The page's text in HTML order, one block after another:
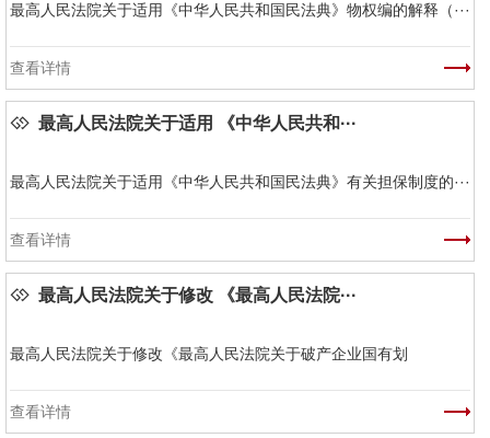
最高人民法院关于适用《中华人民共和国民法典》物权编的解释（···
查看详情
最高人民法院关于适用 《中华人民共和···
最高人民法院关于适用《中华人民共和国民法典》有关担保制度的···
查看详情
最高人民法院关于修改 《最高人民法院···
最高人民法院关于修改《最高人民法院关于破产企业国有划
查看详情